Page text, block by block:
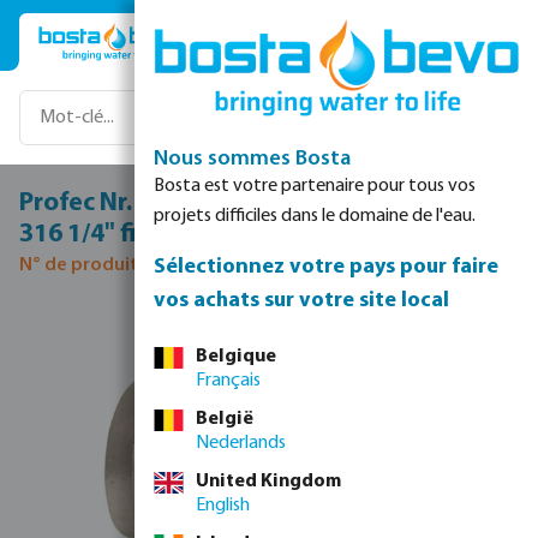
Passer au contenu principal
Profec Nr. 180 Croisillon acier inoxydable
316 1/4" filetage femelle 16bar
N° de produit 0080316
Nous sommes Bosta
Bosta est votre partenaire pour tous vos
projets difficiles dans le domaine de l'eau.
Sélectionnez votre pays pour faire
vos achats sur votre site local
Belgique
Français
België
Nederlands
United Kingdom
English